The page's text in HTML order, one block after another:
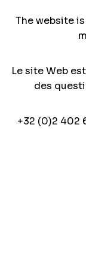
The website
Le site Web
des
+32 (0)2 402